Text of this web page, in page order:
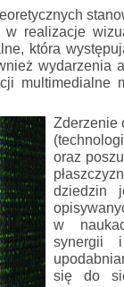
realizacje
która
wydarzenia
multimedialne
Zderzenie
oraz
dziedzin
w
synergii
się do